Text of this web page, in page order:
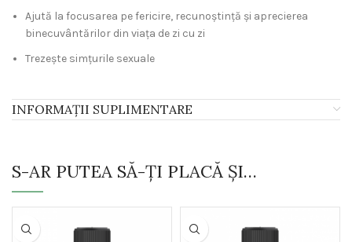
Ajută la focusarea pe fericire, recunoștință și aprecierea
binecuvântărilor din viața de zi cu zi
Trezește simțurile sexuale
INFORMAȚII SUPLIMENTARE
S-AR PUTEA SĂ-ȚI PLACĂ ȘI…